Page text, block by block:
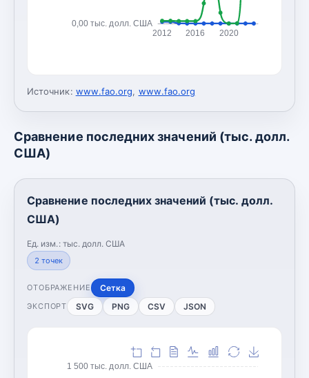
0,00 тыс. долл. США
2012 2016 2020
Источник: www.fao.org, www.fao.org
Сравнение последних значений (тыс. долл.
США)
Сравнение последних значений (тыс. долл.
США)
Ед. изм.: тыс. долл. США
2 точек
ОТОБРАЖЕНИЕ Сетка
ЭКСПОРТ SVG PNG CSV JSON
1 500 тыс. долл. США